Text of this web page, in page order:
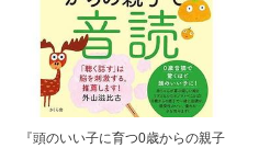
『頭のいい子に育つ0歳からの親子